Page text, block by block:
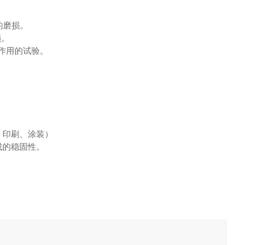
损。
用的试验。
刷、涂装）
稳固性。